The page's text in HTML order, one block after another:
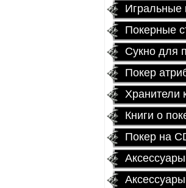
Игральные
Покерные
Сукно для
Покер
Хранители
Книги о
Покер на